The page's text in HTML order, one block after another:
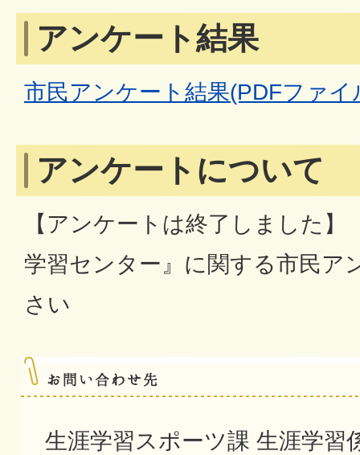
アンケート結果
市民アンケート結果(PDFファイ
アンケートについて
【アンケートは終了しました】
学習センター』に関する市民ア
さい
生涯学習スポーツ課 生涯学習